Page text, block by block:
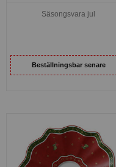
Säsongsvara jul
Beställningsbar senare